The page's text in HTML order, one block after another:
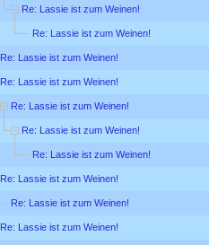
Re: Lassie ist zum Weinen!
Re: Lassie ist zum Weinen!
Re: Lassie ist zum Weinen!
Re: Lassie ist zum Weinen!
Re: Lassie ist zum Weinen!
Re: Lassie ist zum Weinen!
Re: Lassie ist zum Weinen!
Re: Lassie ist zum Weinen!
Re: Lassie ist zum Weinen!
Re: Lassie ist zum Weinen!